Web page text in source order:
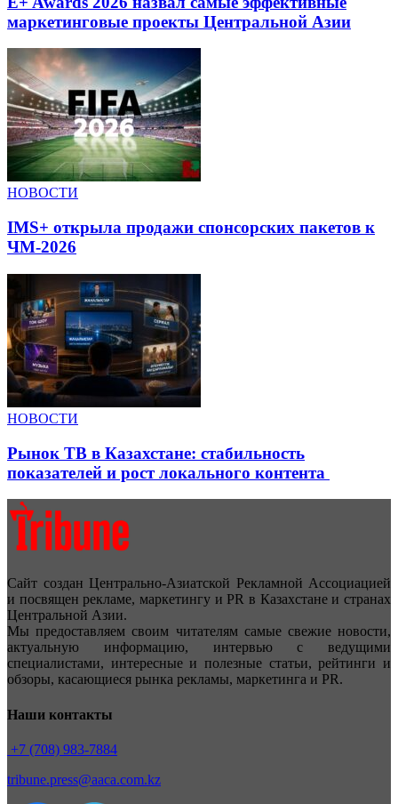
маркетинговые проекты Центральной Азии
НОВОСТИ
IMS+ открыла продажи спонсорских пакетов к
ЧМ-2026
НОВОСТИ
Рынок ТВ в Казахстане: стабильность
показателей и рост локального контента
Сайт создан Центрально-Азиатской Рекламной Ассоциацией
и посвящен рекламе, маркетингу и PR в Казахстане и странах
Центральной Азии.
Мы предоставляем своим читателям самые свежие новости,
актуальную информацию, интервью с ведущими
специалистами, интересные и полезные статьи, рейтинги и
обзоры, касающиеся рынка рекламы, маркетинга и PR.
Наши контакты
+7 (708) 983-7884
tribune.press@aaca.com.kz